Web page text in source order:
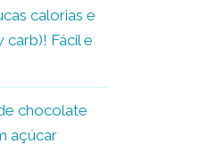
calorias e
Fácil e
chocolate
açúcar